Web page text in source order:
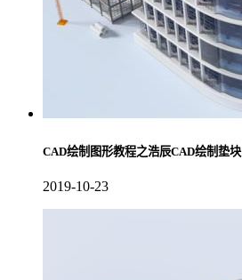
CAD绘制图形教程之浩辰CAD绘制垫块
2019-10-23